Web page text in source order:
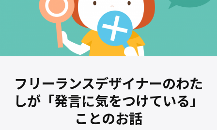
フリーランスデザイナーのわた
しが「発言に気をつけている」
ことのお話